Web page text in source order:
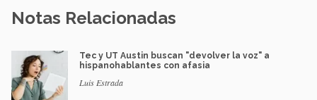
Notas Relacionadas
Tec y UT Austin buscan "devolver la voz" a
hispanohablantes con afasia
Luis Estrada